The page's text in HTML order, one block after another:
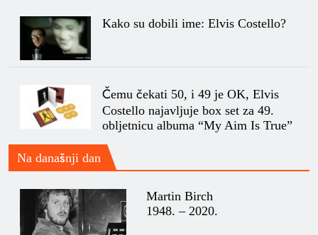
Kako su dobili ime: Elvis Costello?
Čemu čekati 50, i 49 je OK, Elvis
Costello najavljuje box set za 49.
obljetnicu albuma “My Aim Is True”
Na današnji dan
Martin Birch
1948. – 2020.